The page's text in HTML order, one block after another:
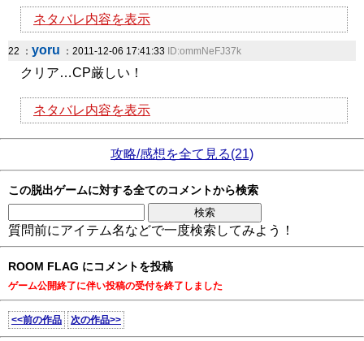
ネタバレ内容を表示
22 ： yoru ：2011-12-06 17:41:33 ID:ommNeFJ37k
クリア…CP厳しい！
ネタバレ内容を表示
攻略/感想を全て見る(21)
この脱出ゲームに対する全てのコメントから検索
質問前にアイテム名などで一度検索してみよう！
ROOM FLAG にコメントを投稿
ゲーム公開終了に伴い投稿の受付を終了しました
<<前の作品 次の作品>>